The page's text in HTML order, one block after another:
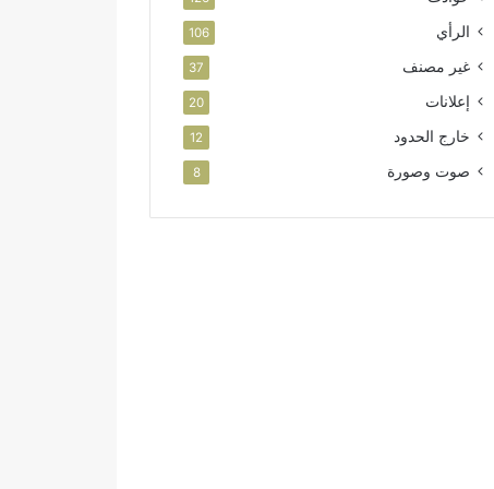
الرأي 106
غير مصنف 37
إعلانات 20
خارج الحدود 12
صوت وصورة 8